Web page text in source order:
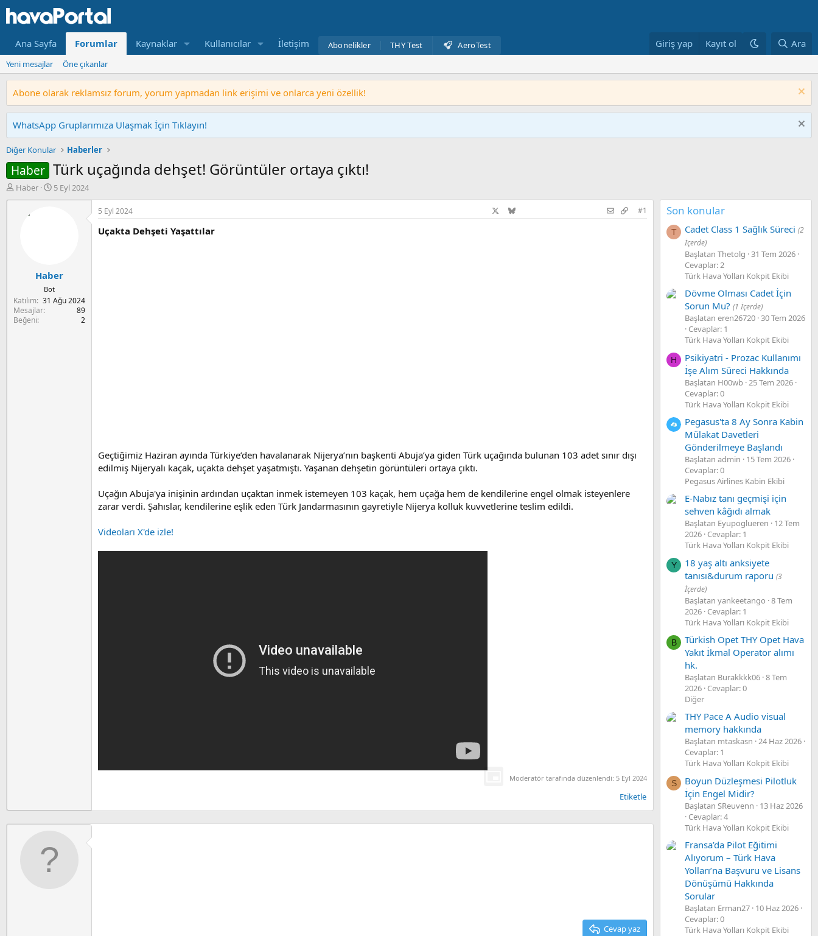
Ana Sayfa Forumlar Kaynaklar Kullanıcılar İletişim Abonelikler THY Test AeroTest Giriş yap Kayıt ol Ara
Yeni mesajlar Öne çıkanlar
Abone olarak reklamsız forum, yorum yapmadan link erişimi ve onlarca yeni özellik!
WhatsApp Gruplarımıza Ulaşmak İçin Tıklayın!
Diğer Konular Haberler
Haber Türk uçağında dehşet! Görüntüler ortaya çıktı!
K
o
l
a
t
Haber
B
a
ç
t
a
5 Eyl 2024
Haber
Bot
Katılım 31 Ağu 2024
Mesajlar
89
Beğeni
2
5 Eyl 2024 Facebook TumblrWhatsApp
E-posta
Bağlantıyı kopyala
#1
Uçakta Dehşeti Yaşattılar
Geçtiğimiz Haziran ayında Türkiye’den havalanarak Nijerya’nın başkenti Abuja’ya giden Türk uçağında bulunan 103 adet sınır dışı
edilmiş Nijeryalı kaçak, uçakta dehşet yaşatmıştı. Yaşanan dehşetin görüntüleri ortaya çıktı.
Uçağın Abuja'ya inişinin ardından uçaktan inmek istemeyen 103 kaçak, hem uçağa hem de kendilerine engel olmak isteyenlere
zarar verdi. Şahıslar, kendilerine eşlik eden Türk Jandarmasının gayretiyle Nijerya kolluk kuvvetlerine teslim edildi.
Videoları X'de izle!
Moderatör tarafında düzenlendi: 5 Eyl 2024
Etiketle
Cevap yaz
Son konular
T Cadet Class 1 Sağlık Süreci (2
İçerde)
Başlatan Thetolg 31 Tem 2026
Cevaplar: 2
Türk Hava Yolları Kokpit Ekibi
Dövme Olması Cadet İçin
Sorun Mu? (1 İçerde)
Başlatan eren26720 30 Tem 2026
Cevaplar: 1
Türk Hava Yolları Kokpit Ekibi
H
Psikiyatri - Prozac Kullanımı
İşe Alım Süreci Hakkında
Başlatan H00wb 25 Tem 2026
Cevaplar: 0
Türk Hava Yolları Kokpit Ekibi
Pegasus'ta 8 Ay Sonra Kabin
Mülakat Davetleri
Gönderilmeye Başlandı
Başlatan admin
15 Tem 2026
Cevaplar: 0
Pegasus Airlines Kabin Ekibi
E-Nabız tanı geçmişi için
sehven kâğıdı almak
Başlatan Eyupoglueren
12 Tem
2026 Cevaplar: 1
Türk Hava Yolları Kokpit Ekibi
Y
18 yaş altı anksiyete
tanısı&durum raporu (3
İçerde)
Başlatan yankeetango 8 Tem
2026 Cevaplar: 1
Türk Hava Yolları Kokpit Ekibi
B
Türkish Opet THY Opet Hava
Yakıt İkmal Operator alımı
hk.
Başlatan Burakkkk06 8 Tem
2026 Cevaplar: 0
Diğer
THY Pace A Audio visual
memory hakkında
Başlatan mtaskasn 24 Haz 2026
Cevaplar: 1
Türk Hava Yolları Kokpit Ekibi
S
Boyun Düzleşmesi Pilotluk
İçin Engel Midir?
Başlatan SReuvenn
13 Haz 2026
Cevaplar: 4
Türk Hava Yolları Kokpit Ekibi
Fransa’da Pilot Eğitimi
Alıyorum – Türk Hava
Yolları’na Başvuru ve Lisans
Dönüşümü Hakkında
Sorular
Başlatan Erman27 10 Haz 2026
Cevaplar: 0
Türk Hava Yolları Kokpit Ekibi